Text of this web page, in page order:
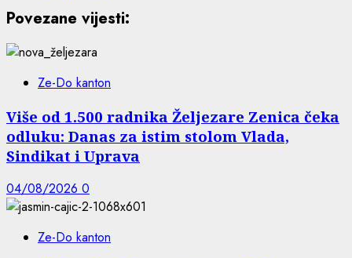
Povezane vijesti:
Ze-Do kanton
Više od 1.500 radnika Željezare Zenica čeka
odluku: Danas za istim stolom Vlada,
Sindikat i Uprava
04/08/2026 0
Ze-Do kanton